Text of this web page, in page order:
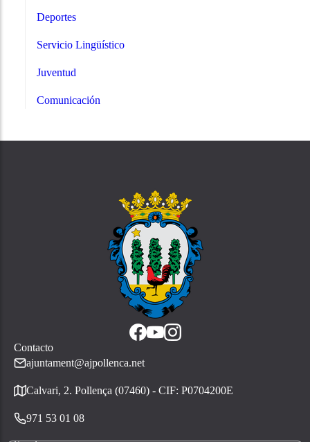
Deportes
Servicio Lingüístico
Juventud
Comunicación
Contacto
ajuntament@ajpollenca.net
Calvari, 2. Pollença (07460) - CIF: P0704200E
971 53 01 08